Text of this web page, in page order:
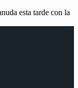
esta tarde con la